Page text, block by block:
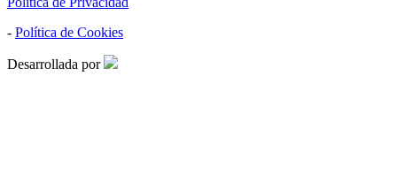
- Política de Cookies
Desarrollada por